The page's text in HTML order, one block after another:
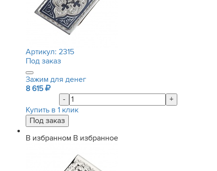
Артикул: 2315
Под заказ
Зажим для денег
8 615
-
+
Купить в 1 клик
В избранном В избранное